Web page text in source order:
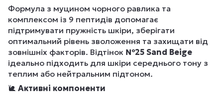
Формула з муцином чорного равлика та
комплексом із 9 пептидів допомагає
підтримувати пружність шкіри, зберігати
оптимальний рівень зволоження та захищати від
зовнішніх факторів. Відтінок №25 Sand Beige
ідеально підходить для шкіри середнього тону з
теплим або нейтральним підтоном.
🐌 Активні компоненти